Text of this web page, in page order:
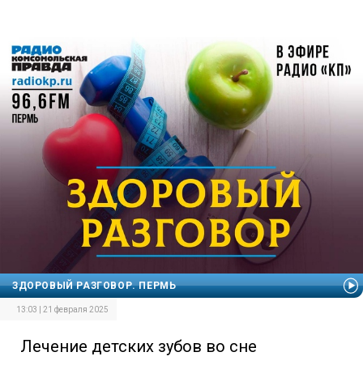
ЗДОРОВЫЙ РАЗГОВОР. ПЕРМЬ
13:03 | 21 февраля 2025
Лечение детских зубов во сне